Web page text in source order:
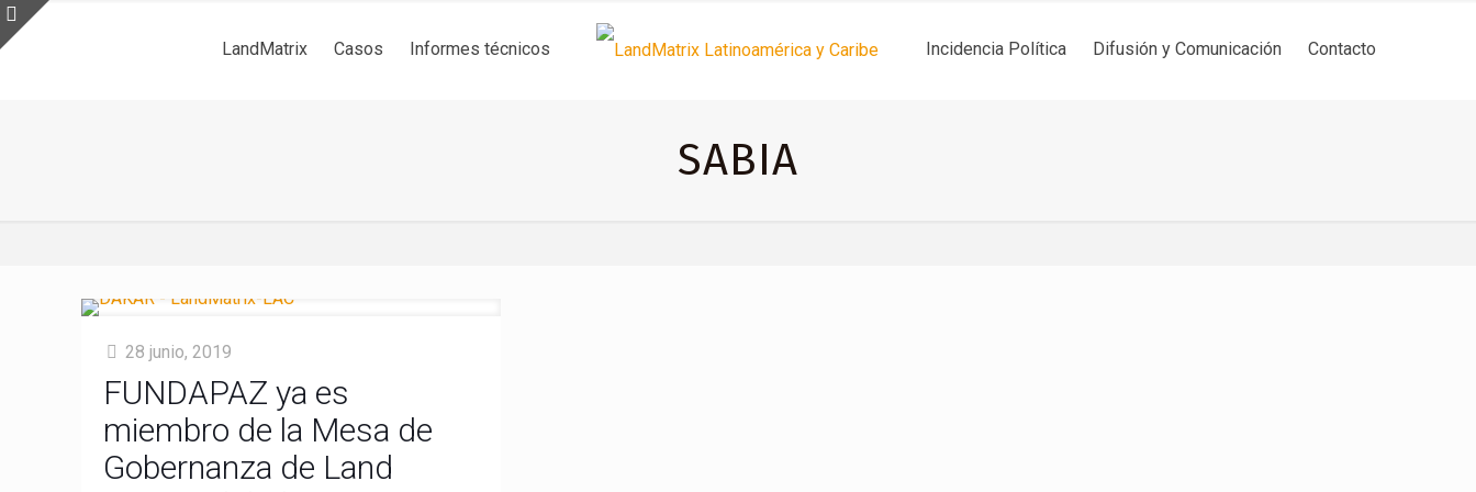
LandMatrix Casos Informes técnicos Incidencia Política Difusión y Comunicación Contacto
SABIA
28 junio, 2019
FUNDAPAZ ya es
miembro de la Mesa de
Gobernanza de Land